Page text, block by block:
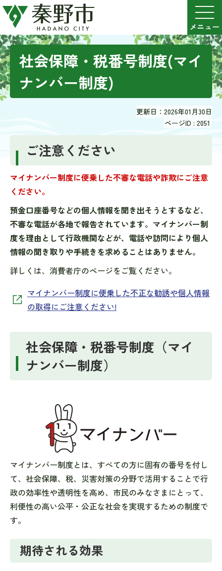
社会保障・税番号制度(マイ
ナンバー制度)
更新日：2026年01月30日
ページID : 2051
ご注意ください
マイナンバー制度に便乗した不審な電話や詐欺にご注意
ください。
預金口座番号などの個人情報を聞き出そうとするなど、
不審な電話が各地で報告されています。マイナンバー制
度を理由として行政機関などが、電話や訪問により個人
情報の聞き取りや手続きを求めることはありません。
詳しくは、消費者庁のページをご覧ください。
マイナンバー制度に便乗した不正な勧誘や個人情報
の取得にご注意ください!
社会保障・税番号制度（マイ
ナンバー制度）
マイナンバー制度とは、すべての方に固有の番号を付し
て、社会保障、税、災害対策の分野で活用することで行
政の効率性や透明性を高め、市民のみなさまにとって、
利便性の高い公平・公正な社会を実現するための制度で
す。
期待される効果